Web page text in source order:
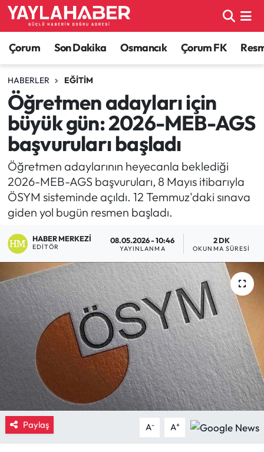
Çorum Son Dakika Osmancık Çorum FK
HABERLER EĞITIM
Öğretmen adayları için
büyük gün: 2026-MEB-AGS
başvuruları başladı
Öğretmen adaylarının heyecanla beklediği
2026-MEB-AGS başvuruları, 8 Mayıs itibarıyla
ÖSYM sisteminde açıldı. 12 Temmuz'daki sınava
giden yol bugün resmen başladı.
HABER MERKEZI
EDITÖR
08.05.2026 - 10:46
YAYINLANMA
2 DK
OKUNMA SÜRESI
Paylaş A- A+
Alaca Haberleri
Bayat Haberleri
Bilgi - Keşfet Haberleri
Bilim ve Teknoloji
Boğazkale Haberleri
Çorum Haberleri
Eğitim
Ekonomi
Güncel
İskilip Haberleri
Kargı Haberleri
Kimdir?
Çorum Nöbetçi Eczaneler
Çorum Hava Durumu
Çorum Namaz Vakitleri
Çorum Trafik Yoğunluk Haritası
TFF 1.Lig Puan Durumu ve Fikstür
Tüm Manşetler